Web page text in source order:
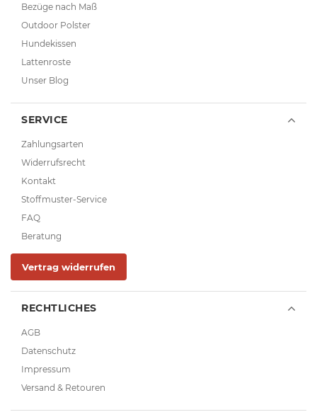
Bezüge nach Maß
Outdoor Polster
Hundekissen
Lattenroste
Unser Blog
SERVICE
Zahlungsarten
Widerrufsrecht
Kontakt
Stoffmuster-Service
FAQ
Beratung
Vertrag widerrufen
RECHTLICHES
AGB
Datenschutz
Impressum
Versand & Retouren